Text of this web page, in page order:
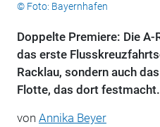
© Foto: Bayernhafen
Doppelte Premiere: Die
das erste
Racklau, sondern auch
Flotte, das dort festmacht.
von Annika Beyer